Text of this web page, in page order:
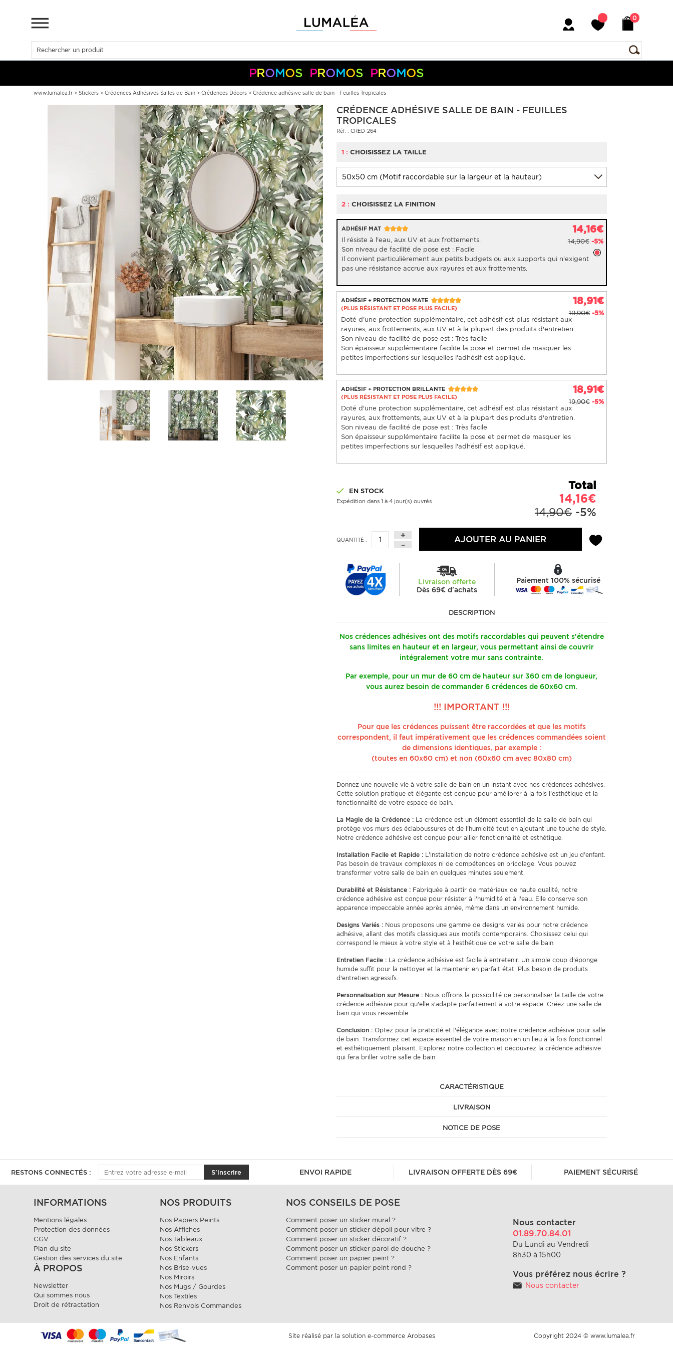
0
PROMOS PROMOS PROMOS
-5% + 50€ S05050
-10% + 150€ S10150
PayPal
www.lumalea.fr >Stickers >Crédences Adhésives Salles de Bain >Crédences Décors >Crédence adhésive salle de bain - Feuilles Tropicales
CRÉDENCE ADHÉSIVE SALLE DE BAIN - FEUILLES
TROPICALES
Réf. : CRED-264
1 : CHOISISSEZ LA TAILLE
2 : CHOISISSEZ LA FINITION
ADHÉSIF MAT 14,16€
14,90€ -5%
Il résiste à l'eau, aux UV et aux frottements.
Son niveau de facilité de pose est : Facile
Il convient particulièrement aux petits budgets ou aux supports qui n'exigent
pas une résistance accrue aux rayures et aux frottements.
ADHÉSIF + PROTECTION MATE
(PLUS RÉSISTANT ET POSE PLUS FACILE)
18,91€
19,90€ -5%
Doté d'une protection supplémentaire, cet adhésif est plus résistant aux
rayures, aux frottements, aux UV et à la plupart des produits d'entretien.
Son niveau de facilité de pose est : Très facile
Son épaisseur supplémentaire facilite la pose et permet de masquer les
petites imperfections sur lesquelles l'adhésif est appliqué.
ADHÉSIF + PROTECTION BRILLANTE
(PLUS RÉSISTANT ET POSE PLUS FACILE)
18,91€
19,90€ -5%
Doté d'une protection supplémentaire, cet adhésif est plus résistant aux
rayures, aux frottements, aux UV et à la plupart des produits d'entretien.
Son niveau de facilité de pose est : Très facile
Son épaisseur supplémentaire facilite la pose et permet de masquer les
petites imperfections sur lesquelles l'adhésif est appliqué.
EN STOCK
Expédition dans 1 à 4 jour(s) ouvrés
Total
14,16€
14,90€ -5%
QUANTITÉ : AJOUTER AU PANIER
Livraison offerte
Dès 69€ d'achats
Paiement 100% sécurisé
DESCRIPTION
Nos crédences adhésives ont des motifs raccordables qui peuvent s'étendre
sans limites en hauteur et en largeur, vous permettant ainsi de couvrir
intégralement votre mur sans contrainte.
Par exemple, pour un mur de 60 cm de hauteur sur 360 cm de longueur,
vous aurez besoin de commander 6 crédences de 60x60 cm.
!!! IMPORTANT !!!
Pour que les crédences puissent être raccordées et que les motifs
correspondent, il faut impérativement que les crédences commandées soient
de dimensions identiques, par exemple :
(toutes en 60x60 cm) et non (60x60 cm avec 80x80 cm)
Donnez une nouvelle vie à votre salle de bain en un instant avec nos crédences adhésives.
Cette solution pratique et élégante est conçue pour améliorer à la fois l'esthétique et la
fonctionnalité de votre espace de bain.
La Magie de la Crédence : La crédence est un élément essentiel de la salle de bain qui
protège vos murs des éclaboussures et de l'humidité tout en ajoutant une touche de style.
Notre crédence adhésive est conçue pour allier fonctionnalité et esthétique.
Installation Facile et Rapide : L'installation de notre crédence adhésive est un jeu d'enfant.
Pas besoin de travaux complexes ni de compétences en bricolage. Vous pouvez
transformer votre salle de bain en quelques minutes seulement.
Durabilité et Résistance : Fabriquée à partir de matériaux de haute qualité, notre
crédence adhésive est conçue pour résister à l'humidité et à l'eau. Elle conserve son
apparence impeccable année après année, même dans un environnement humide.
Designs Variés : Nous proposons une gamme de designs variés pour notre crédence
adhésive, allant des motifs classiques aux motifs contemporains. Choisissez celui qui
correspond le mieux à votre style et à l'esthétique de votre salle de bain.
Entretien Facile : La crédence adhésive est facile à entretenir. Un simple coup d'éponge
humide suffit pour la nettoyer et la maintenir en parfait état. Plus besoin de produits
d'entretien agressifs.
Personnalisation sur Mesure : Nous offrons la possibilité de personnaliser la taille de votre
crédence adhésive pour qu'elle s'adapte parfaitement à votre espace. Créez une salle de
bain qui vous ressemble.
Conclusion : Optez pour la praticité et l'élégance avec notre crédence adhésive pour salle
de bain. Transformez cet espace essentiel de votre maison en un lieu à la fois fonctionnel
et esthétiquement plaisant. Explorez notre collection et découvrez la crédence adhésive
qui fera briller votre salle de bain.
CARACTÉRISTIQUE
LIVRAISON
NOTICE DE POSE
RESTONS CONNECTÉS : S'inscrire ENVOI RAPIDE LIVRAISON OFFERTE DÈS 69€ PAIEMENT SÉCURISÉ
INFORMATIONS
Mentions légales
Protection des données
CGV
Plan du site
Gestion des services du site
À PROPOS
Newsletter
Qui sommes nous
Droit de rétractation
NOS PRODUITS
Nos Papiers Peints
Nos Affiches
Nos Tableaux
Nos Stickers
Nos Enfants
Nos Brise-vues
Nos Miroirs
Nos Mugs / Gourdes
Nos Textiles
Nos Renvois Commandes
NOS CONSEILS DE POSE
Comment poser un sticker mural ?
Comment poser un sticker dépoli pour vitre ?
Comment poser un sticker décoratif ?
Comment poser un sticker paroi de douche ?
Comment poser un papier peint ?
Comment poser un papier peint rond ?
Nous contacter
01.89.70.84.01
Du Lundi au Vendredi
8h30 à 15h00
Vous préférez nous écrire ?
Nous contacter
Site réalisé par la solution e-commerceArobases Copyright 2024 © www.lumalea.fr